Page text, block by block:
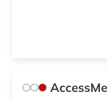
chirurgie (8)